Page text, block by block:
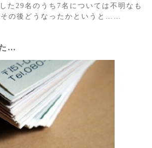
た29名のうち7名については不明なも
の後どうなったかというと……
…